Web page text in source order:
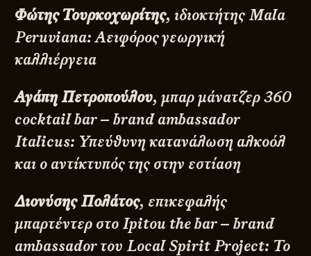
Φώτης Τουρκοχωρίτης, ιδιοκτήτης Mala
Peruviana: Αειφόρος γεωργική
καλλιέργεια
Αγάπη Πετροπούλου, μπαρ μάνατζερ 360
cocktail bar – brand ambassador
Italicus: Υπεύθυνη κατανάλωση αλκοόλ
και ο αντίκτυπός της στην εστίαση
Διονύσης Πολάτος, επικεφαλής
μπαρτέντερ στο Ipitou the bar – brand
ambassador του Local Spirit Project: Το